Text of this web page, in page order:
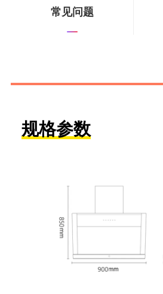
常见问题
规格参数